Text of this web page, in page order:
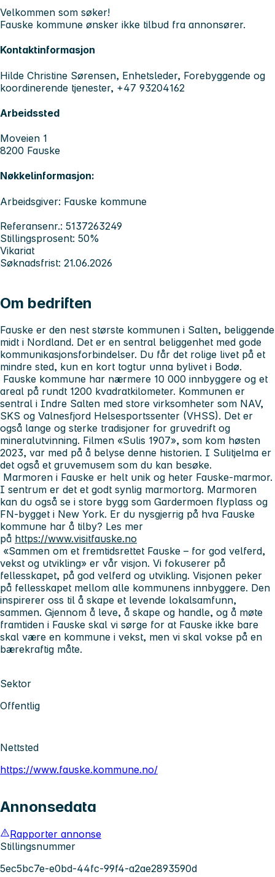
Velkommen som søker!
Fauske kommune ønsker ikke tilbud fra annonsører.
Kontaktinformasjon
Hilde Christine Sørensen, Enhetsleder, Forebyggende og
koordinerende tjenester, +47 93204162
Arbeidssted
Moveien 1
8200 Fauske
Nøkkelinformasjon:
Arbeidsgiver: Fauske kommune
Referansenr.: 5137263249
Stillingsprosent: 50%
Vikariat
Søknadsfrist: 21.06.2026
Om bedriften
Fauske er den nest største kommunen i Salten, beliggende
midt i Nordland. Det er en sentral beliggenhet med gode
kommunikasjonsforbindelser. Du får det rolige livet på et
mindre sted, kun en kort togtur unna bylivet i Bodø.
Fauske kommune har nærmere 10 000 innbyggere og et
areal på rundt 1200 kvadratkilometer. Kommunen er
sentral i Indre Salten med store virksomheter som NAV,
SKS og Valnesfjord Helsesportssenter (VHSS). Det er
også lange og sterke tradisjoner for gruvedrift og
mineralutvinning. Filmen «Sulis 1907», som kom høsten
2023, var med på å belyse denne historien. I Sulitjelma er
det også et gruvemusem som du kan besøke.
Marmoren i Fauske er helt unik og heter Fauske-marmor.
I sentrum er det et godt synlig marmortorg. Marmoren
kan du også se i store bygg som Gardermoen flyplass og
FN-bygget i New York. Er du nysgjerrig på hva Fauske
kommune har å tilby? Les mer
på https://www.visitfauske.no
«Sammen om et fremtidsrettet Fauske – for god velferd,
vekst og utvikling» er vår visjon. Vi fokuserer på
fellesskapet, på god velferd og utvikling. Visjonen peker
på fellesskapet mellom alle kommunens innbyggere. Den
inspirerer oss til å skape et levende lokalsamfunn,
sammen. Gjennom å leve, å skape og handle, og å møte
framtiden i Fauske skal vi sørge for at Fauske ikke bare
skal være en kommune i vekst, men vi skal vokse på en
bærekraftig måte.
Sektor
Offentlig
Nettsted
https://www.fauske.kommune.no/
Annonsedata
Rapporter annonse
Stillingsnummer
5ec5bc7e-e0bd-44fc-99f4-a2ae2893590d